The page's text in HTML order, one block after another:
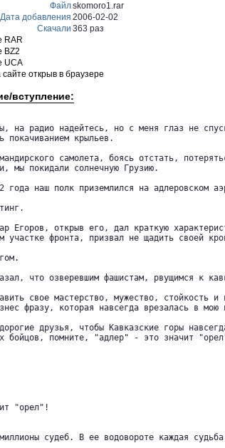
Файлskomoro1.rar
Дата добавления 2006-02-02
Скачали 363 раз
RAR
BZ2
UCA
открыв в браузере
вступление:
на радио надейтесь, но с меня глаз не
покачиванием крыльев.
самолета, боясь отстать,
мы покидали солнечную Грузию.
года наш полк приземлился на адлеровском
Егоров, открыв его, дал краткую
участке фронта, призвал не щадить своей
что озверевшим фашистам, рвущимся к
свое мастерство, мужество, стойкость
фразу, которая навсегда врезалась в мою
друзья, чтобы Кавказские горы
бойцов, помните, "адлер" - это значит
"орел"!
судеб. В ее водовороте каждая